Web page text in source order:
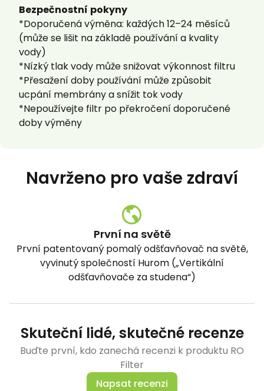
Bezpečnostní pokyny
*Doporučenávýměna: každých12–24 měsíců
(můžese lišit na základě používánía kvality
vody)
*Nízký tlakvody můžesnižovat výkonnost filtru
*Přesaženídoby používání může způsobit
ucpání membrányasnížit tokvody
*Nepoužívejte filtr po překročenídoporučené
dobyvýměny
Navrženo pro vaše zdraví
První na světě
První patentovaný pomalý odšťavňovač na světě,
vyvinutý společností Hurom („Vertikální
odšťavňovače za studena“)
Skuteční lidé, skutečné recenze
Buďte první, kdo zanechá recenzi k produktu RO
Filter​
Napsat recenzi